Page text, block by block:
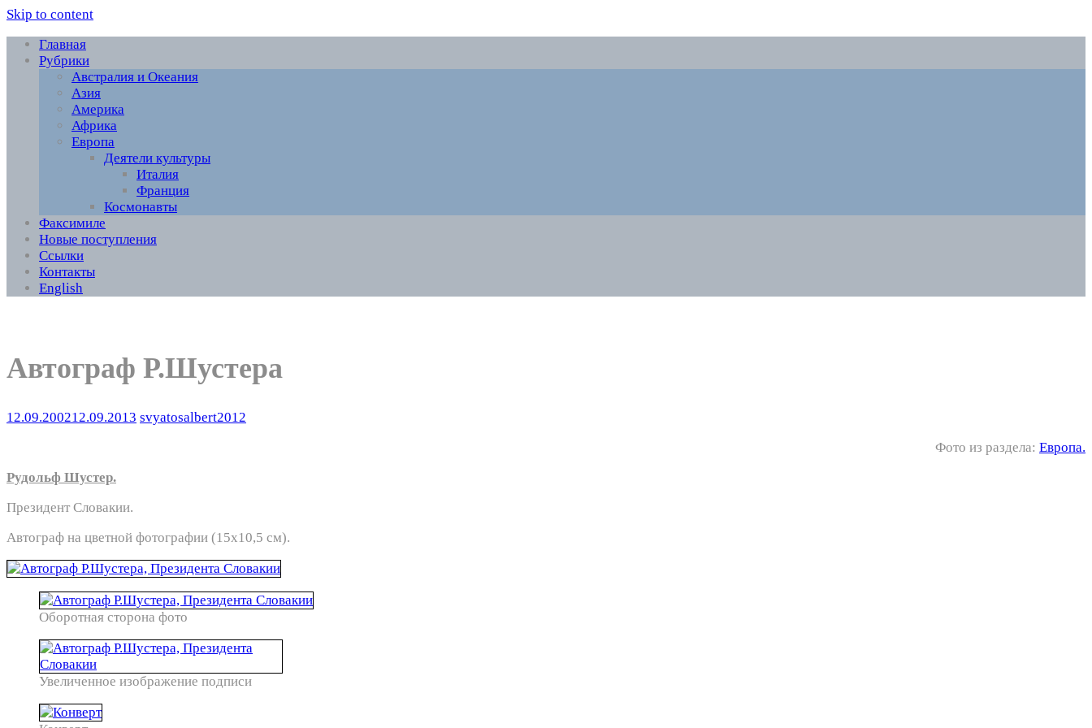
Skip to content
Главная
Рубрики
Австралия и Океания
Азия
Америка
Африка
Европа
Деятели культуры
Италия
Франция
Космонавты
Факсимиле
Новые поступления
Ссылки
Контакты
English
Автограф Р.Шустера
12.09.200212.09.2013 svyatosalbert2012
Фото из раздела: Европа.
Рудольф Шустер.
Президент Словакии.
Автограф на цветной фотографии (15х10,5 см).
Оборотная сторона фото
Увеличенное изображение подписи